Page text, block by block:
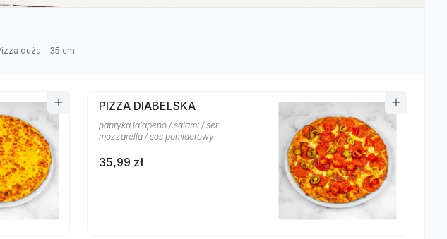
duża - 35 cm.
PIZZA DIABELSKA
papryka jalapeno / salami / ser
mozzarella / sos pomidorowy
35,99 zł